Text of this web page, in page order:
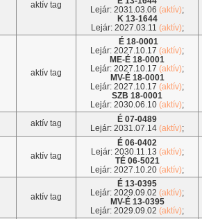
aktív tag
Lejár: 2031.03.06 (aktív);
K 13-1644
Lejár: 2027.03.11 (aktív);
aktív tag
É 18-0001
Lejár: 2027.10.17 (aktív);
ME-É 18-0001
Lejár: 2027.10.17 (aktív);
MV-É 18-0001
Lejár: 2027.10.17 (aktív);
SZB 18-0001
Lejár: 2030.06.10 (aktív);
aktív tag
É 07-0489
Lejár: 2031.07.14 (aktív);
aktív tag
É 06-0402
Lejár: 2030.11.13 (aktív);
TÉ 06-5021
Lejár: 2027.10.20 (aktív);
aktív tag
É 13-0395
Lejár: 2029.09.02 (aktív);
MV-É 13-0395
Lejár: 2029.09.02 (aktív);